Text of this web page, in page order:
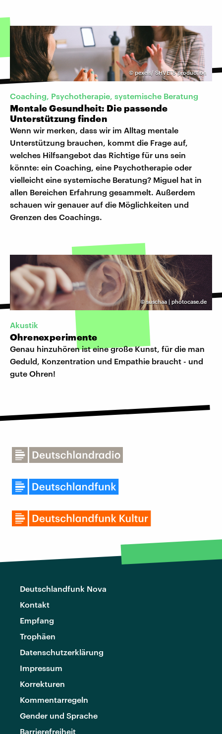
© pexels/ SHVETS production
Coaching, Psychotherapie, systemische Beratung
Mentale Gesundheit: Die passende
Unterstützung finden
Wenn wir merken, dass wir im Alltag mentale
Unterstützung brauchen, kommt die Frage auf,
welches Hilfsangebot das Richtige für uns sein
könnte: ein Coaching, eine Psychotherapie oder
vielleicht eine systemische Beratung? Miguel hat in
allen Bereichen Erfahrung gesammelt. Außerdem
schauen wir genauer auf die Möglichkeiten und
Grenzen des Coachings.
©suschaa | photocase.de
Akustik
Ohrenexperimente
Genau hinzuhören ist eine große Kunst, für die man
Geduld, Konzentration und Empathie braucht - und
gute Ohren!
Deutschlandfunk Nova
Kontakt
Empfang
Trophäen
Datenschutzerklärung
Impressum
Korrekturen
Kommentarregeln
Gender und Sprache
Barrierefreiheit